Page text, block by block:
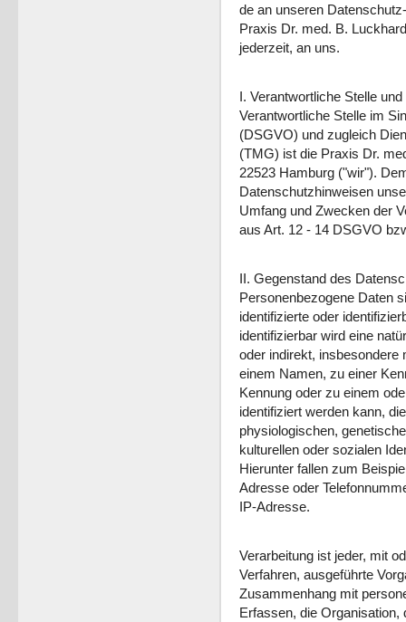
de an unseren
Praxis Dr. med. B.
jederzeit, an uns.
I. Verantwortliche Stelle
Verantwortliche Stelle im
(DSGVO) und zugleich
(TMG) ist die Praxis Dr.
22523 Hamburg ("wir").
Datenschutzhinweisen
Umfang und Zwecken der
aus Art. 12 - 14 DSGVO
II. Gegenstand des
Personenbezogene Daten
identifizierte oder
identifizierbar wird eine
oder indirekt, insbesondere
einem Namen, zu einer
Kennung oder zu einem
identifiziert werden kann,
physiologischen,
kulturellen oder sozialen
Hierunter fallen zum
Adresse oder
IP-Adresse.
Verarbeitung ist jeder, mit
Verfahren, ausgeführte
Zusammenhang mit
Erfassen, die Organisation,